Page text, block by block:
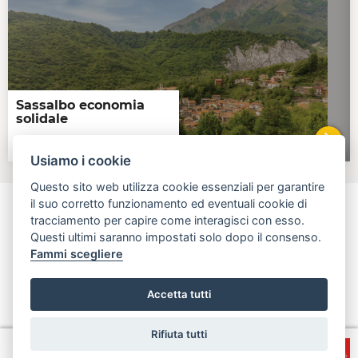
Sassalbo economia
solidale
aperta, innovativa, online
politiche del credito e turismo
info@open.toscana.it
Usiamo i cookie
Questo sito web utilizza cookie essenziali per garantire
il suo corretto funzionamento ed eventuali cookie di
tracciamento per capire come interagisci con esso.
Questi ultimi saranno impostati solo dopo il consenso.
Fammi scegliere
Accetta tutti
Rifiuta tutti